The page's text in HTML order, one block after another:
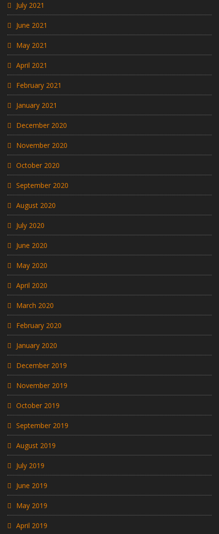
July 2021
June 2021
May 2021
April 2021
February 2021
January 2021
December 2020
November 2020
October 2020
September 2020
August 2020
July 2020
June 2020
May 2020
April 2020
March 2020
February 2020
January 2020
December 2019
November 2019
October 2019
September 2019
August 2019
July 2019
June 2019
May 2019
April 2019